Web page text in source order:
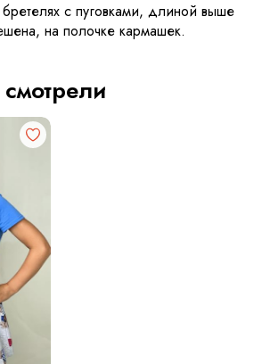
с пуговками, длиной выше
на полочке кармашек.